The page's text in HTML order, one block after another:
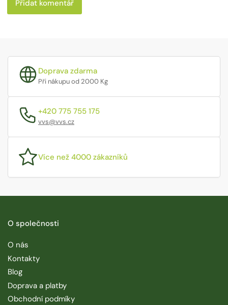
Doprava zdarma
Při nákupu od 2000 Kg
+420 775 755 175
vvs@vvs.cz
Více než 4000 zákazníků
O společnosti
O nás
Kontakty
Blog
Doprava a platby
Obchodní podmíky